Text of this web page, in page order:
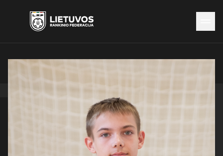
Naujienos
Federacija
Rinktinės
Čempionatai